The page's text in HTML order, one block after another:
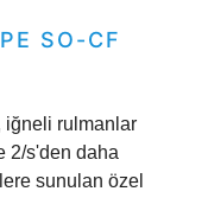
SO-CF
iğneli rulmanlar
2/s'den daha
sunulan özel